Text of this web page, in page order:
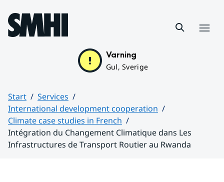
Hoppa till sidans innehåll
Varning
Gul, Sverige
Start
Services
International development cooperation
Climate case studies in French
Intégration du Changement Climatique dans Les
Infrastructures de Transport Routier au Rwanda